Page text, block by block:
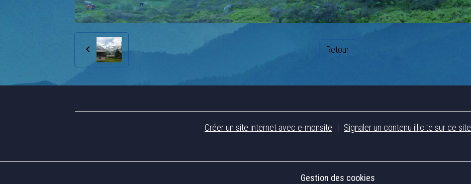
Retour
Créer un site internet avec e-monsite Signaler un contenu illicite sur ce site
Gestion des cookies